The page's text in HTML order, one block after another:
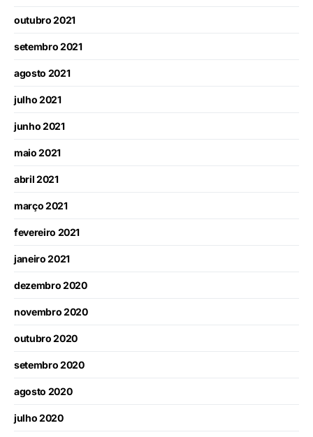
outubro 2021
setembro 2021
agosto 2021
julho 2021
junho 2021
maio 2021
abril 2021
março 2021
fevereiro 2021
janeiro 2021
dezembro 2020
novembro 2020
outubro 2020
setembro 2020
agosto 2020
julho 2020